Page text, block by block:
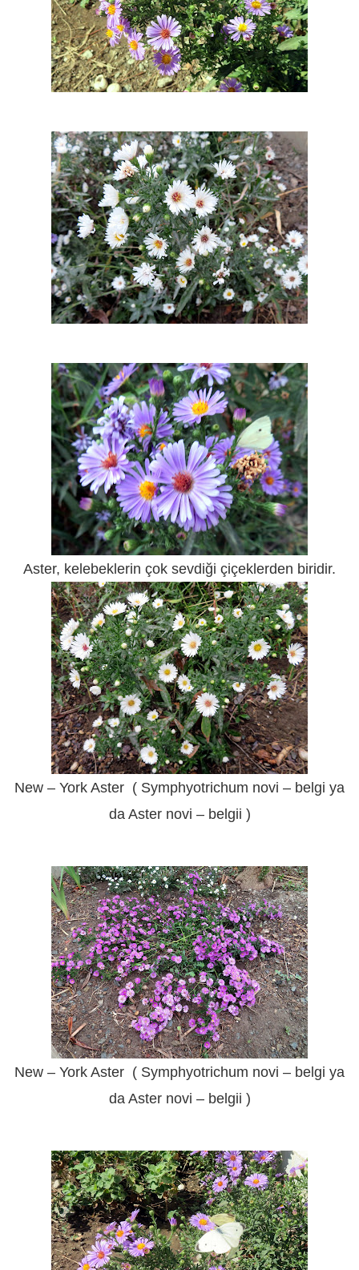
Aster, kelebeklerin çok sevdiği çiçeklerden biridir.
New – York Aster ( Symphyotrichum novi – belgi ya
da Aster novi – belgii )
New – York Aster ( Symphyotrichum novi – belgi ya
da Aster novi – belgii )